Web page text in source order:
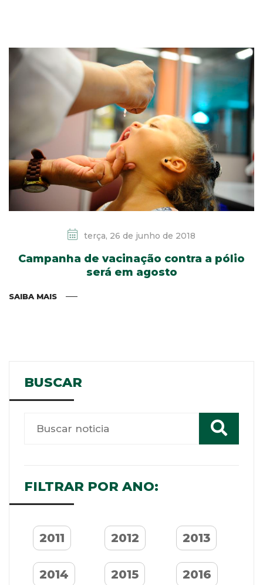
terça, 26 de junho de 2018
Campanha de vacinação contra a pólio
será em agosto
SAIBA MAIS
BUSCAR
FILTRAR POR ANO:
2011 2012 2013
2014 2015 2016